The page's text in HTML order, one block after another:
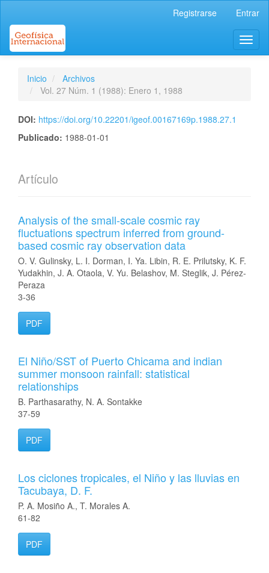
Contenido
principal
Barra
Registrarse Entrar
Inicio
Archivos
Vol. 27 Núm. 1 (1988): Enero 1, 1988
DOI: https://doi.org/10.22201/igeof.00167169p.1988.27.1
Publicado: 1988-01-01
Artículo
Analysis of the small-scale cosmic ray
fluctuations spectrum inferred from ground-
based cosmic ray observation data
O. V. Gulinsky, L. I. Dorman, I. Ya. Libin, R. E. Prilutsky, K. F.
Yudakhin, J. A. Otaola, V. Yu. Belashov, M. Steglik, J. Pérez-
Peraza
3-36
PDF
El Niño/SST of Puerto Chicama and indian
summer monsoon rainfall: statistical
relationships
B. Parthasarathy, N. A. Sontakke
37-59
PDF
Los ciclones tropicales, el Niño y las lluvias en
Tacubaya, D. F.
P. A. Mosiño A., T. Morales A.
61-82
PDF